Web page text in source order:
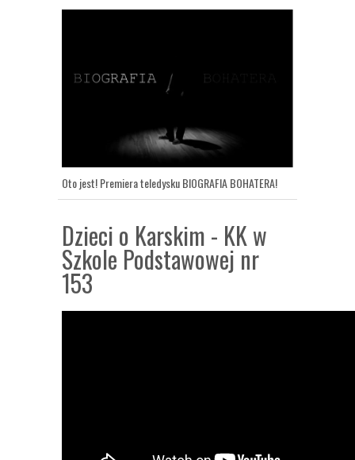
Oto jest! Premiera teledysku BIOGRAFIA BOHATERA!
Dzieci o Karskim - KK w
Szkole Podstawowej nr
153